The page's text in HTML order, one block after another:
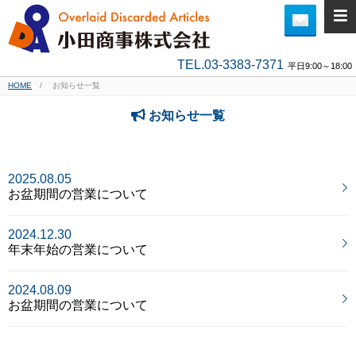
TEL.03-3383-7371 平日9:00～18:00
HOME お知らせ一覧
お知らせ一覧
2025.08.05
お盆期間の営業について
2024.12.30
年末年始の営業について
2024.08.09
お盆期間の営業について